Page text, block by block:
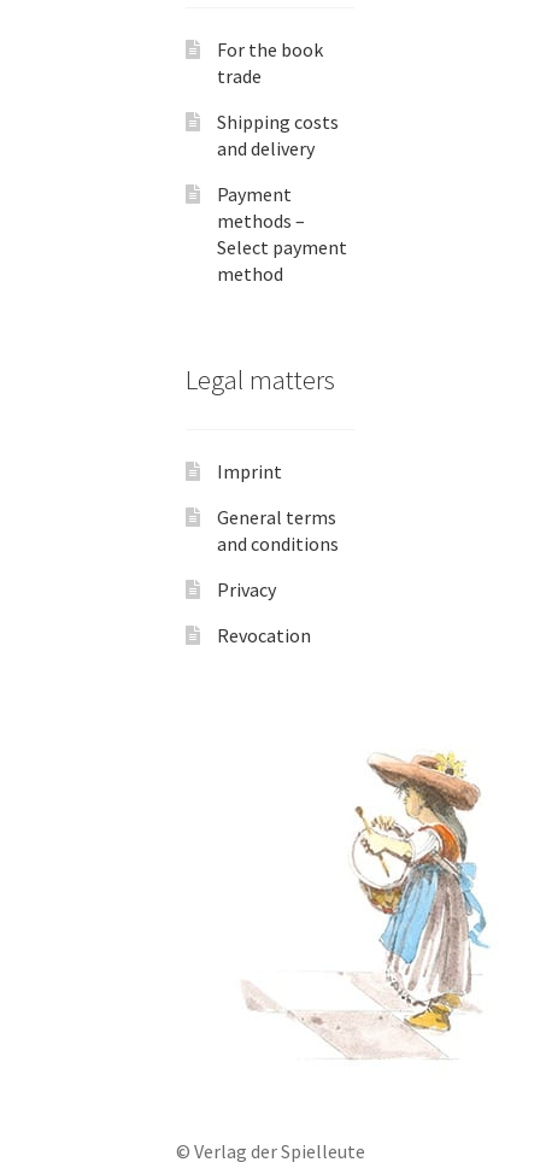
For the book
trade
Shipping costs
and delivery
Payment
methods –
Select payment
method
Legal matters
Imprint
General terms
and conditions
Privacy
Revocation
© Verlag der Spielleute